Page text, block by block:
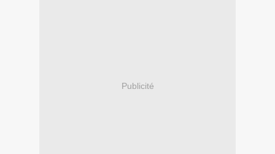
Publicité